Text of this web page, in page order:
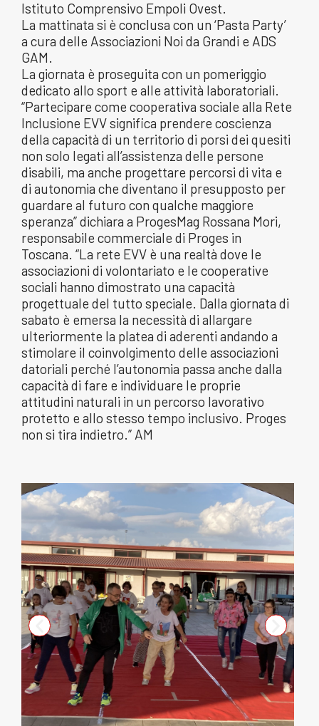
Istituto Comprensivo Empoli Ovest.
La mattinata si è conclusa con un ‘Pasta Party’
a cura delle Associazioni Noi da Grandi e ADS
GAM.
La giornata è proseguita con un pomeriggio
dedicato allo sport e alle attività laboratoriali.
“Partecipare come cooperativa sociale alla Rete
Inclusione EVV significa prendere coscienza
della capacità di un territorio di porsi dei quesiti
non solo legati all’assistenza delle persone
disabili, ma anche progettare percorsi di vita e
di autonomia che diventano il presupposto per
guardare al futuro con qualche maggiore
speranza” dichiara a ProgesMag Rossana Mori,
responsabile commerciale di Proges in
Toscana. “La rete EVV è una realtà dove le
associazioni di volontariato e le cooperative
sociali hanno dimostrato una capacità
progettuale del tutto speciale. Dalla giornata di
sabato è emersa la necessità di allargare
ulteriormente la platea di aderenti andando a
stimolare il coinvolgimento delle associazioni
datoriali perché l’autonomia passa anche dalla
capacità di fare e individuare le proprie
attitudini naturali in un percorso lavorativo
protetto e allo stesso tempo inclusivo. Proges
non si tira indietro.” AM